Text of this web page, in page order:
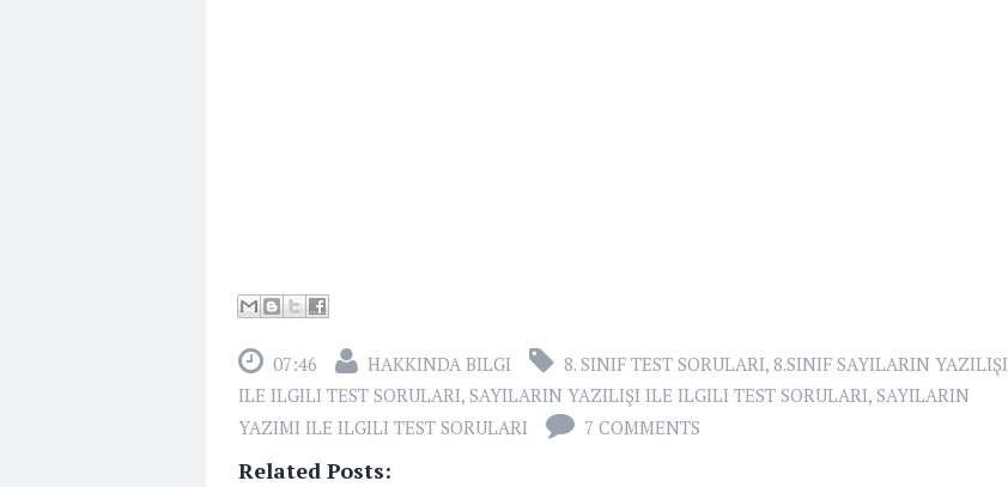
07:46 HAKKINDA BILGI 8. SINIF TEST SORULARI, 8.SINIF SAYILARIN YAZILIŞI
ILE ILGILI TEST SORULARI, SAYILARIN YAZILIŞI ILE ILGILI TEST SORULARI, SAYILARIN
YAZIMI ILE ILGILI TEST SORULARI
7 COMMENTS
Related Posts: